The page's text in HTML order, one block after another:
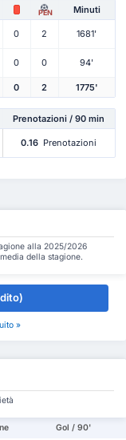
PEN Minuti
0 2 1681'
0 0 94'
0 2 1775'
Prenotazioni / 90 min
0.16 Prenotazioni
alla 2025/2026
della stagione.
»
Gol / 90'